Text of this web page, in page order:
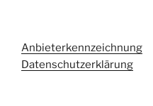
Anbieterkennzeichnung
Datenschutzerklärung